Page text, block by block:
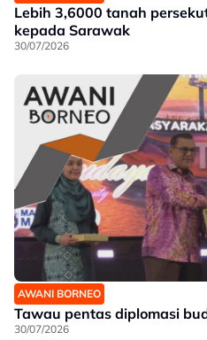
Lebih 3,6000 tanah
kepada Sarawak
30/07/2026
AWANI BORNEO
Tawau pentas diplomasi
30/07/2026